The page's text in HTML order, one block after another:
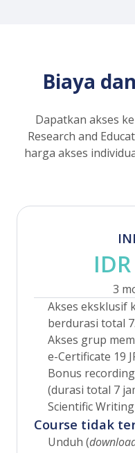
Biaya
Dapatkan akses
Research and
harga akses
3
Akses eksklusif
berdurasi total
Akses grup
e-Certificate 19
Bonus
(durasi total 7
Scientific
Course tidak
Unduh (